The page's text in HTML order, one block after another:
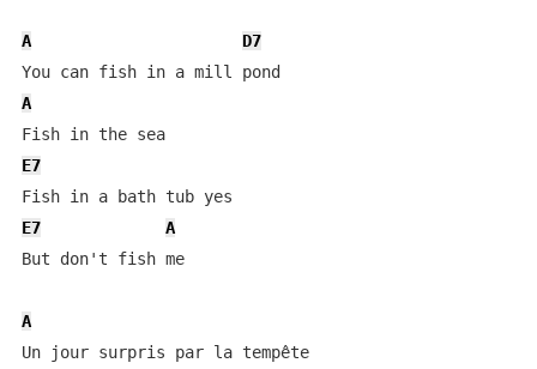
A
D7
A
Fish in the sea
E7
E7
A
But don't fish me
A
Un jour surpris par la tempête